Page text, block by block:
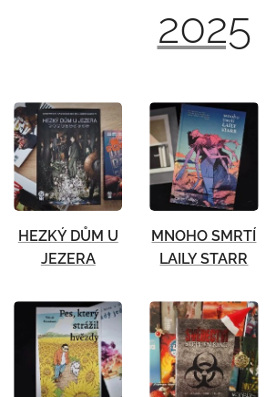
2025
HEZKÝ DŮM U
JEZERA
MNOHO SMRTÍ
LAILY STARR